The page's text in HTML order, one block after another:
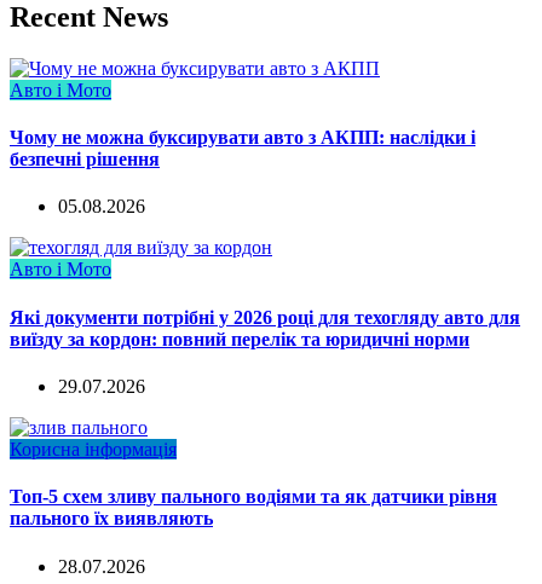
Recent News
Авто і Мото
Чому не можна буксирувати авто з АКПП: наслідки і
безпечні рішення
05.08.2026
Авто і Мото
Які документи потрібні у 2026 році для техогляду авто для
виїзду за кордон: повний перелік та юридичні норми
29.07.2026
Корисна інформація
Топ-5 схем зливу пального водіями та як датчики рівня
пального їх виявляють
28.07.2026